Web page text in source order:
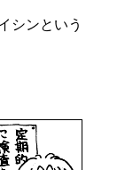
シンという